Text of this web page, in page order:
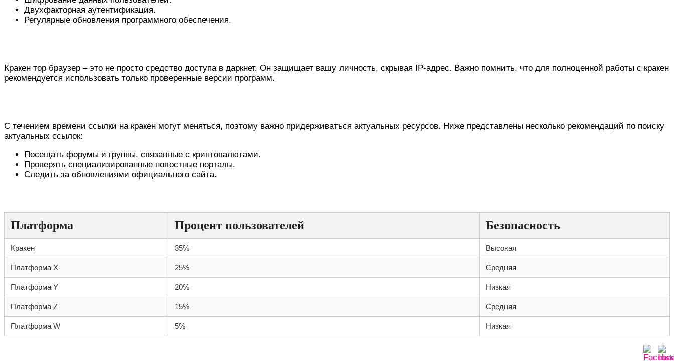
Двухфакторная аутентификация.
Регулярные обновления программного обеспечения.
Кракен тор браузер – это не просто средство доступа в даркнет. Он защищает вашу личность, скрывая IP-адрес. Важно помнить, что для полноценной работы с кракен
рекомендуется использовать только проверенные версии программ.
С течением времени ссылки на кракен могут меняться, поэтому важно придерживаться актуальных ресурсов. Ниже представлены несколько рекомендаций по поиску
актуальных ссылок:
Посещать форумы и группы, связанные с криптовалютами.
Проверять специализированные новостные порталы.
Следить за обновлениями официального сайта.
Платформа Процент пользователей Безопасность
Кракен 35% Высокая
Платформа X 25% Средняя
Платформа Y 20% Низкая
Платформа Z 15% Средняя
Платформа W 5% Низкая